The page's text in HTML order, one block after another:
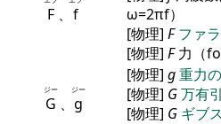
F 、 f
ω=2πf）
[物理] F ファ
[物理] F力（
G
ジー
、 g
ジー
[物理] g重力
[物理] G万有
[物理] G ギブ